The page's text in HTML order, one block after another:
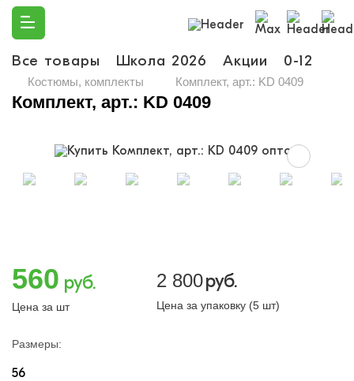
Все товары Школа 2026 Акции 0-12
Костюмы, комплекты Комплект, арт.: KD 0409
Комплект, арт.: KD 0409
560 руб.
Цена за шт
2 800руб.
Цена за упаковку (5 шт)
Размеры:
56